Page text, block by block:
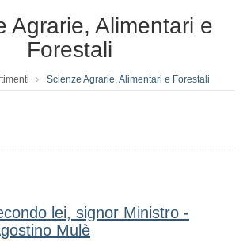
Agrarie, Alimentari e
Forestali
Scienze Agrarie, Alimentari e Forestali
lei, signor Ministro -
Mulè